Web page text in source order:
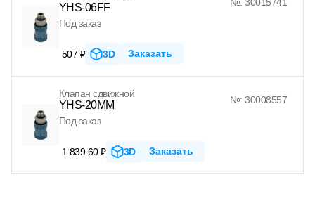
YHS-06FF
Под заказ
507 ₽ 3D Заказать
Клапан сдвижной
YHS-20MM
№: 30008557
Под заказ
1 839.60 ₽ 3D Заказать